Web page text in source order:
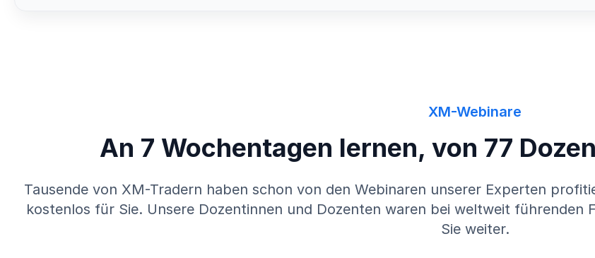
XM-Webinare
An 7 Wochentagen lernen, von 77
Tausende von XM-Tradern haben schon von den Webinaren unserer Experten
kostenlos für Sie. Unsere Dozentinnen und Dozenten waren bei weltweit führenden
Sie weiter.